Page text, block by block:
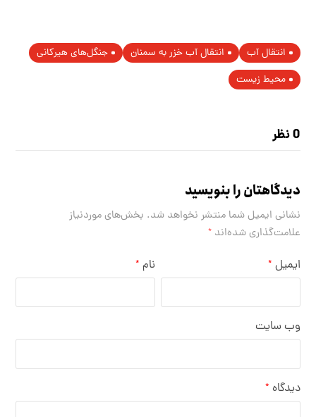
انتقال آب انتقال آب خزر به سمنان
جنگل‌های هیرکانی
محیط زیست
0 نظر
دیدگاهتان را بنویسید
نشانی ایمیل شما منتشر نخواهد شد. بخش‌های موردنیاز
علامت‌گذاری شده‌اند*
نام * ایمیل *
وب‌ سایت
دیدگاه *